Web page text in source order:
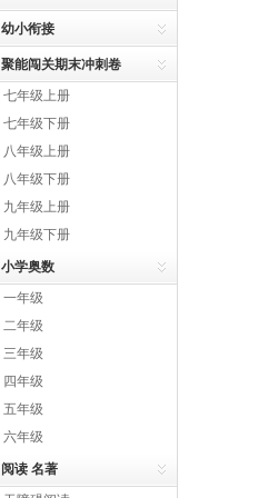
幼小衔接
聚能闯关期末冲刺卷
七年级上册
七年级下册
八年级上册
八年级下册
九年级上册
九年级下册
小学奥数
一年级
二年级
三年级
四年级
五年级
六年级
阅读 名著